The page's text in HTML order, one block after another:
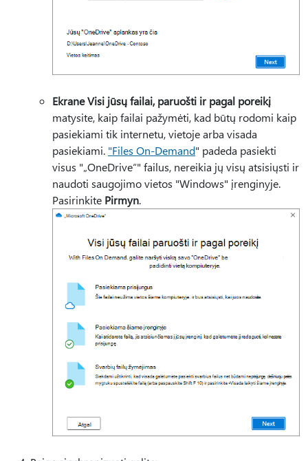
Ekrane Visi jūsų failai, paruošti ir pagal poreikį
matysite, kaip failai pažymėti, kad būtų rodomi kaip
pasiekiami tik internetu, vietoje arba visada
pasiekiami. "Files On-Demand" padeda pasiekti
visus "„OneDrive“" failus, nereikia jų visų atsisiųsti ir
naudoti saugojimo vietos "Windows" įrenginyje.
Pasirinkite Pirmyn.